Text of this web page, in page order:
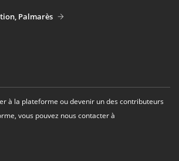
Palmarès
à la plateforme ou devenir un des contributeurs
vous pouvez nous contacter à